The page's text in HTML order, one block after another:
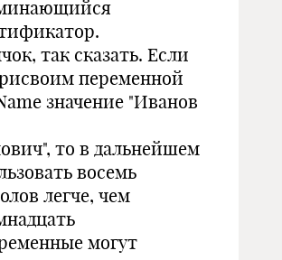
так сказать. Если
переменной
значение "Иванов
то в дальнейшем
восемь
легче, чем
могут